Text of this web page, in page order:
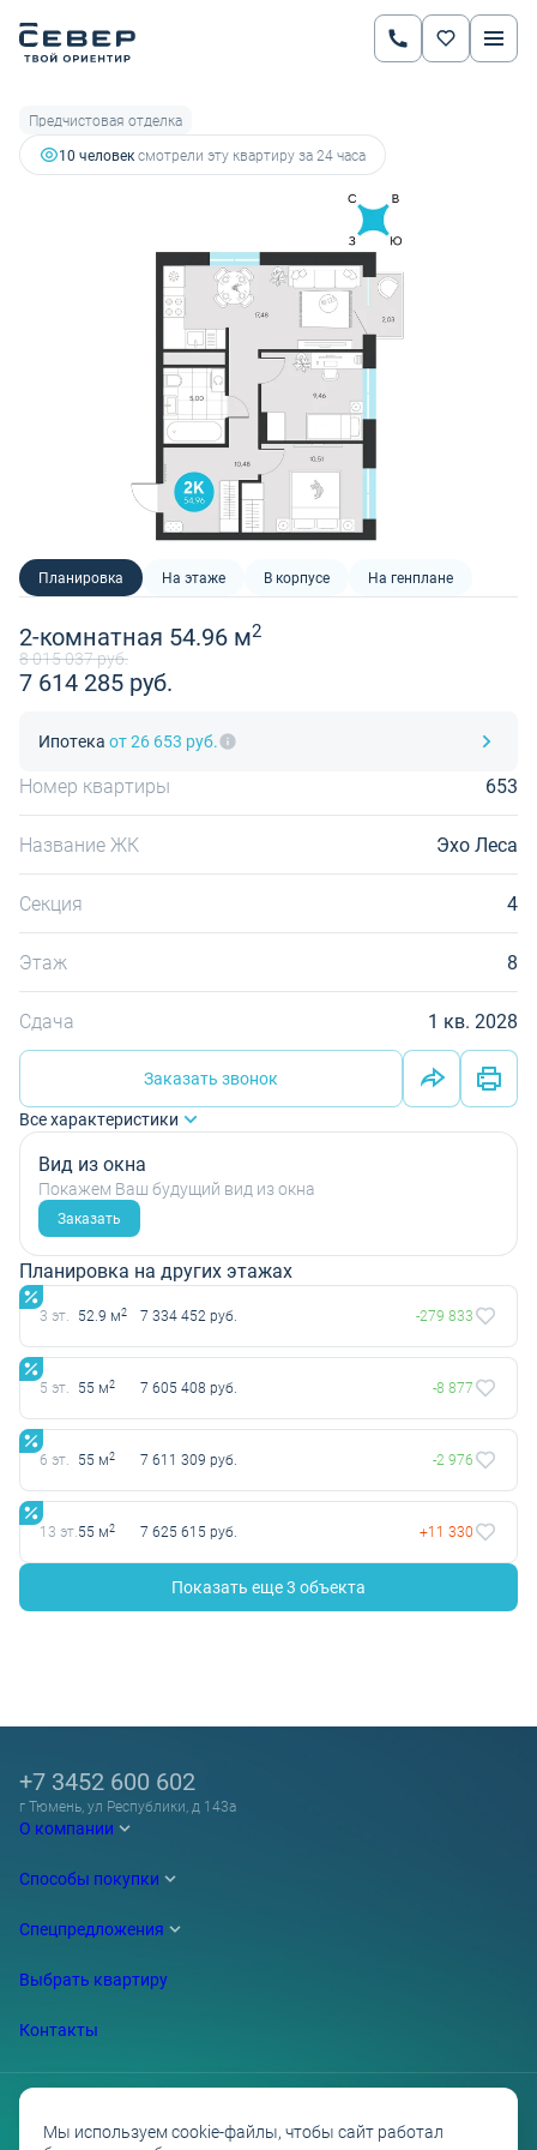
2-комнатная
8 015 037 руб.
7 614 285 руб.
Ипотекаот 26 653 руб.
Предчистовая отделка
10 человексмотрели эту квартиру за 24 часа
Планировка На этаже В корпусе На генплане
2-комнатная 54.96 м2
8 015 037 руб.
7 614 285 руб.
Ипотека от 26 653 руб.
Номер квартиры 653
Название ЖК Эхо Леса
Секция 4
Этаж 8
Сдача 1 кв. 2028
Заказать звонок
Все характеристики
Вид из окна
Покажем Ваш будущий вид из окна
Заказать
Планировка на других этажах
3 эт. 52.9 м2 7 334 452 руб. -279 833
5 эт. 55 м2 7 605 408 руб. -8 877
6 эт. 55 м2 7 611 309 руб. -2 976
13 эт.55 м2 7 625 615 руб. +11 330
Показать еще 3 объектa
О компании
Способы покупки
Спецпредложения
Выбрать квартиру
Контакты
+7 3452 600 602
г Тюмень, ул Республики, д 143а
Мы используем cookie-файлы, чтобы сайт работал